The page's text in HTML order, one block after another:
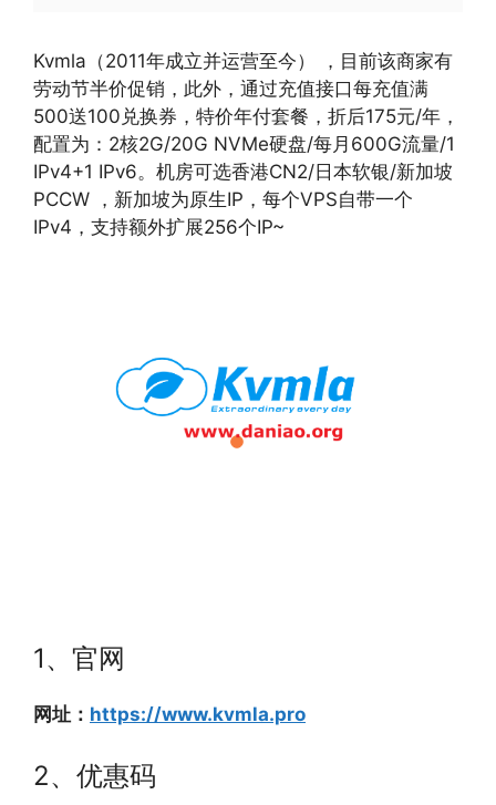
Kvmla（2011年成立并运营至今） ，目前该商家有
劳动节半价促销，此外，通过充值接口每充值满
500送100兑换券，特价年付套餐，折后175元/年，
配置为：2核2G/20G NVMe硬盘/每月600G流量/1
IPv4+1 IPv6。机房可选香港CN2/日本软银/新加坡
PCCW ，新加坡为原生IP，每个VPS自带一个
IPv4，支持额外扩展256个IP~
1、官网
网址： https://www.kvmla.pro
2、优惠码